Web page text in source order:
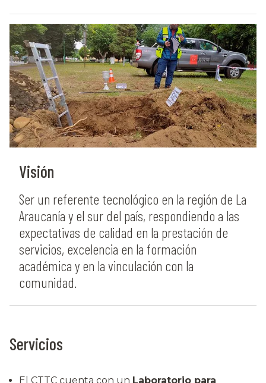
Visión
Ser un referente tecnológico en la región de La
Araucanía y el sur del país, respondiendo a las
expectativas de calidad en la prestación de
servicios, excelencia en la formación
académica y en la vinculación con la
comunidad.
Servicios
El CTTC cuenta con un Laboratorio para